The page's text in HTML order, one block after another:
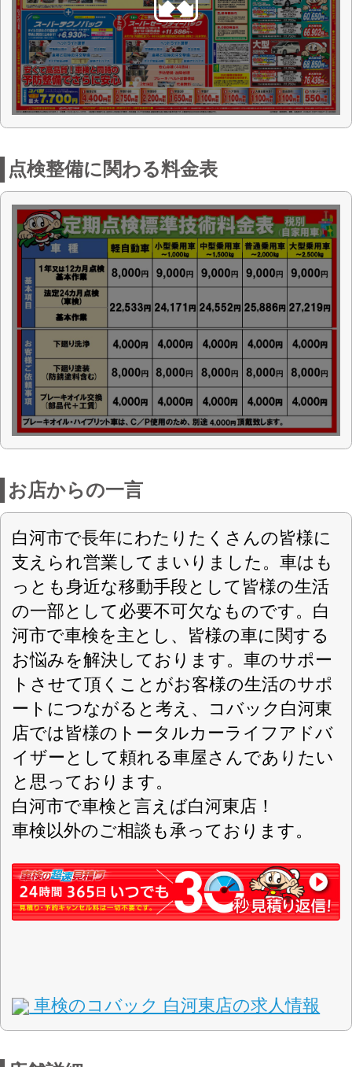
お店からの一言
白河市で長年にわたりたくさんの皆様に
支えられ営業してまいりました。車はも
っとも身近な移動手段として皆様の生活
お悩みを解決しております。車のサポー
トさせて頂くことがお客様の生活のサポ
ートにつながると考え、コバック白河東
店では皆様のトータルカーライフアドバ
イザーとして頼れる車屋さんでありたい
と思っております。
白河市で車検と言えば白河東店！
車検以外のご相談も承っております。
車検のコバック 白河東店の求人情報
車検のコバック 白河東店
会社名 ㈲忠光自動車整備工場
〒961-0309 福島県白河市東深仁井田字天
上林48
認可 第4-616号
電話番号 0248-34-1589
0248-34-1590
URL https://kobac-shirakawa-higashi.com/
営業案内 8：30～18：30
定休日 日曜・祝日
国産車
取扱車検
車検
スーパーテクノパック
スーパーセーフティーパック
お支払方法
現金、クレジットカード、PayPay、ロー
ン